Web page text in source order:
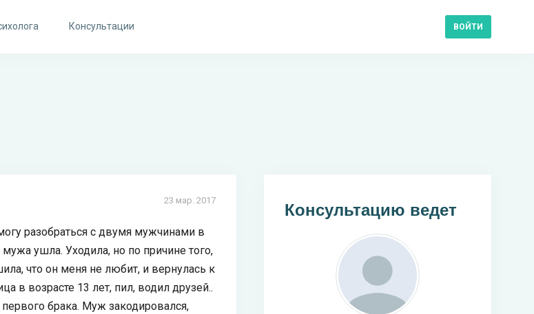
Консультации ВОЙТИ
23 мар. 2017
разобраться с двумя мужчинами в
ушла. Уходила, но по причине того,
что он меня не любит, и вернулась к
в возрасте 13 лет, пил, водил друзей..
брака. Муж закодировался,
Консультацию ведет